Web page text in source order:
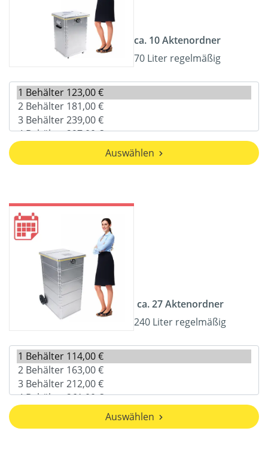
ca. 10 Aktenordner
70 Liter regelmäßig
Auswählen
ca. 27 Aktenordner
240 Liter regelmäßig
Auswählen